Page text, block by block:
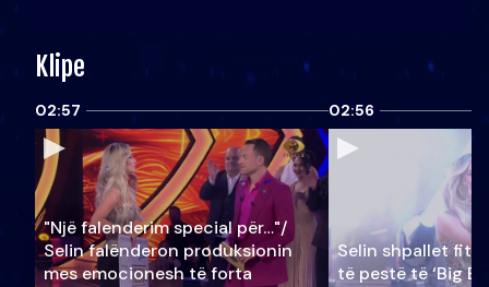
Klipe
02:57
"Një falenderim special për…"/
Selin falënderon produksionin
mes emocionesh të forta
02:56
Selin shpallet
të pestë të ‘Big